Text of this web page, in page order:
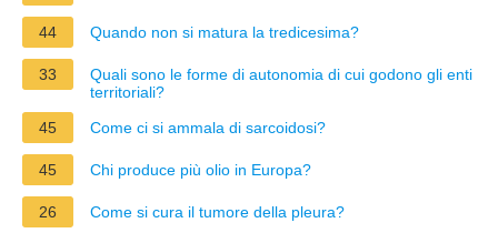
44 Quando non si matura la tredicesima?
33
Quali sono le forme di autonomia di cui godono gli enti
territoriali?
45
Come ci si ammala di sarcoidosi?
45 Chi produce più olio in Europa?
26 Come si cura il tumore della pleura?